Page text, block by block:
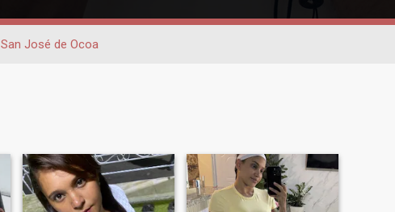
San José de Ocoa